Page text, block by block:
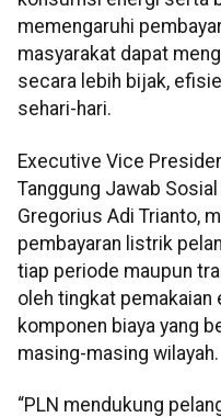
memengaruhi
masyarakat dapat
secara lebih bijak,
sehari-hari.
Executive Vice
Tanggung Jawab
Gregorius Adi Trianto,
pembayaran listrik
tiap periode maupun
oleh tingkat
komponen biaya yang
masing-masing wilayah.
“PLN mendukung